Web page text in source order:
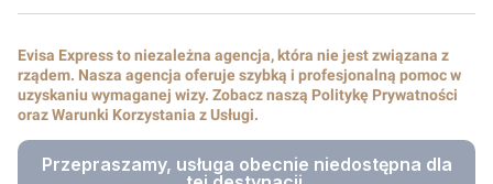
Evisa Express to niezależna agencja, która nie jest związana z
rządem. Nasza agencja oferuje szybką i profesjonalną pomoc w
uzyskaniu wymaganej wizy. Zobacz naszą Politykę Prywatności
oraz Warunki Korzystania z Usługi.
Przepraszamy, usługa obecnie niedostępna dla